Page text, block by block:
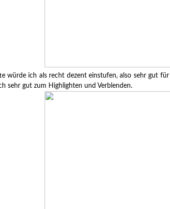
würde ich als recht dezent einstufen, also sehr gut
sehr gut zum Highlighten und Verblenden.